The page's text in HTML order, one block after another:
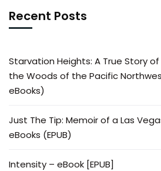
Recent Posts
Starvation Heights: A True Story
the Woods of the Pacific Northwest
eBooks)
Just The Tip: Memoir of a Las
eBooks (EPUB)
Intensity – eBook [EPUB]